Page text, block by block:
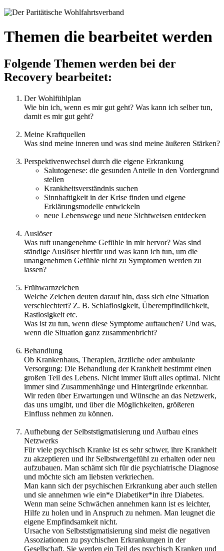
Themen die bearbeitet werden
Folgende Themen werden bei der
Recovery bearbeitet:
Der Wohlfühlplan
Wie bin ich, wenn es mir gut geht? Was kann ich selber tun,
damit es mir gut geht?
Meine Kraftquellen
Was sind meine inneren und was sind meine äußeren Stärken?
Perspektivenwechsel durch die eigene Erkrankung
Salutogenese: die gesunden Anteile in den Vordergrund
stellen
Krankheitsverständnis suchen
Sinnhaftigkeit in der Krise finden und eigene
Erklärungsmodelle entwickeln
neue Lebenswege und neue Sichtweisen entdecken
Auslöser
Was ruft unangenehme Gefühle in mir hervor? Was sind
ständige Auslöser hierfür und was kann ich tun, um die
unangenehmen Gefühle nicht zu Symptomen werden zu
lassen?
Frühwarnzeichen
Welche Zeichen deuten darauf hin, dass sich eine Situation
verschlechtert? Z. B. Schlaflosigkeit, Überempfindlichkeit,
Rastlosigkeit etc.
Was ist zu tun, wenn diese Symptome auftauchen? Und was,
wenn die Situation ganz zusammenbricht?
Behandlung
Ob Krankenhaus, Therapien, ärztliche oder ambulante
Versorgung: Die Behandlung der Krankheit bestimmt einen
großen Teil des Lebens. Nicht immer läuft alles optimal. Nicht
immer sind Zusammenhänge und Hintergründe erkennbar.
Wir reden über Erwartungen und Wünsche an das Netzwerk,
das uns umgibt, und über die Möglichkeiten, größeren
Einfluss nehmen zu können.
Aufhebung der Selbststigmatisierung und Aufbau eines
Netzwerks
Für viele psychisch Kranke ist es sehr schwer, ihre Krankheit
zu akzeptieren und ihr Selbstwertgefühl zu erhalten oder neu
aufzubauen. Man schämt sich für die psychiatrische Diagnose
und möchte sich am liebsten verkriechen.
Man kann sich der psychischen Erkrankung aber auch stellen
und sie annehmen wie ein*e Diabetiker*in ihre Diabetes.
Wenn man seine Schwächen annehmen kann ist es leichter,
Hilfe zu holen und in Anspruch zu nehmen. Man leugnet die
eigene Empfindsamkeit nicht.
Ursache von Selbststigmatisierung sind meist die negativen
Assoziationen zu psychischen Erkrankungen in der
Gesellschaft. Sie werden ein Teil des psychisch Kranken und